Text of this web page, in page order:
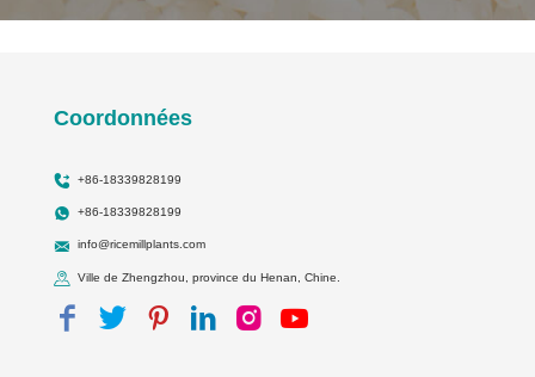
Coordonnées
+86-18339828199
+86-18339828199
info@ricemillplants.com
Ville de Zhengzhou, province du Henan, Chine.